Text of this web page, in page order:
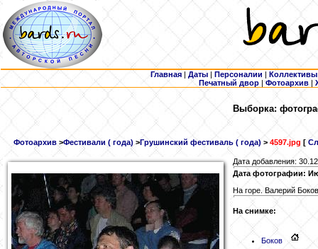
Главная | Даты | Персоналии | Коллективы
Печатный двор |Фотоархив |
Выборка:
Фотоархив >Фестивали ( года) >Грушинский фестиваль ( года) > 4597.jpg [
Дата добавления:
Дата фотографии:
На горе. Валерий
На снимке:
Боков